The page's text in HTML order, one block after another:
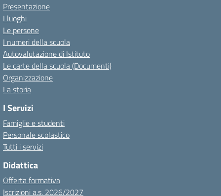
Presentazione
I luoghi
Le persone
I numeri della scuola
Autovalutazione di Istituto
Le carte della scuola (Documenti)
Organizzazione
La storia
I Servizi
Famiglie e studenti
Personale scolastico
Tutti i servizi
Didattica
Offerta formativa
Iscrizioni a.s. 2026/2027